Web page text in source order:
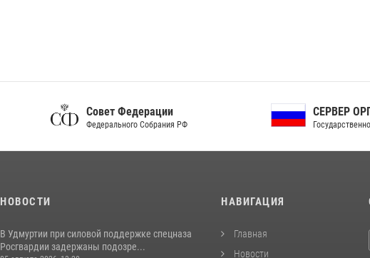
Совет Федерации
Федерального Собрания РФ
СЕРВЕР ОРГАНОВ
Государственной власти РФ
НОВОСТИ
В Удмуртии при силовой поддержке спецназа
Росгвардии задержаны подозре...
НАВИГАЦИЯ
Главная
Новости